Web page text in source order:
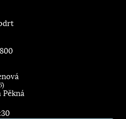
)
Pěkná